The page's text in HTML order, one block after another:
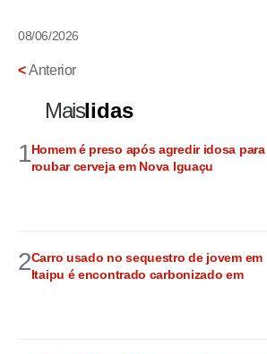
08/06/2026
<Anterior
Maislidas
1Homem é preso após agredir idosa para
roubar cerveja em Nova Iguaçu
2Carro usado no sequestro de jovem em
Itaipu é encontrado carbonizado em